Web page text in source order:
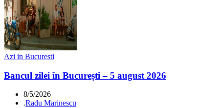
Azi in Bucuresti
Bancul zilei în București – 5 august 2026
8/5/2026
.Radu Marinescu